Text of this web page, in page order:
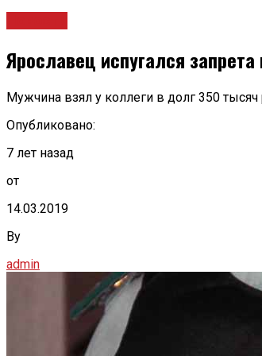
Ярославец испугался
Мужчина взял у коллеги в долг 350 тысяч
Опубликовано:
7 лет назад
от
14.03.2019
By
admin